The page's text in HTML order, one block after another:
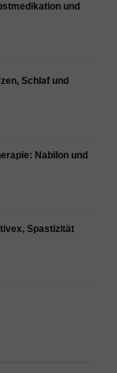
und
Schlaf und
Nabilon und
Spastizität